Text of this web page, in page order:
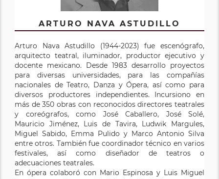
ARTURO NAVA ASTUDILLO
Arturo Nava Astudillo (1944-2023) fue escenógrafo,
arquitecto teatral, iluminador, productor ejecutivo y
docente mexicano. Desde 1983 desarrollo proyectos
para diversas universidades, para las compañías
nacionales de Teatro, Danza y Ópera, así como para
diversos productores independientes. Incursiono en
más de 350 obras con reconocidos directores teatrales
y coreógrafos, como José Caballero, José Solé,
Mauricio Jiménez, Luis de Tavira, Ludwik Margules,
Miguel Sabido, Emma Pulido y Marco Antonio Silva
entre otros. También fue coordinador técnico en varios
festivales, así como diseñador de teatros o
adecuaciones teatrales.
En ópera colaboró con Mario Espinosa y Luis Miguel